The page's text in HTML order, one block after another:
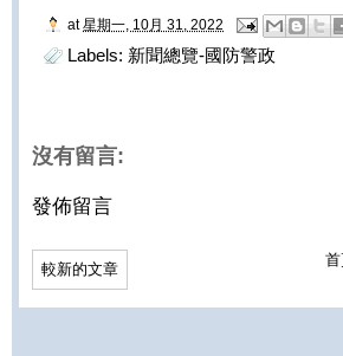
at 星期一, 10月 31, 2022
Labels: 新聞總覽-國防警政
沒有留言:
發佈留言
較新的文章